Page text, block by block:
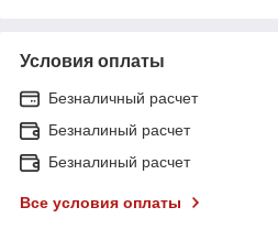
Условия оплаты
Безналичный расчет
Безналиный расчет
Безналиный расчет
Все условия оплаты